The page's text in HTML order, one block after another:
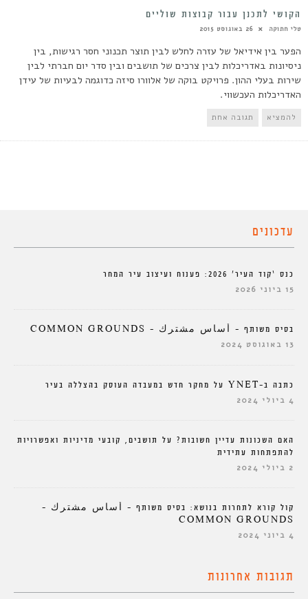
הקושי לתכנן עבור קבוצות שוליים
טלי חתוקה 26 באוגוסט 2015
הפער בין אידיאל של עזרה לחלש לבין תוצר תכנוני חסר רגישות, בין
ניסיונות באדריכלות לבין צרכים של תושבים ובין סדר יום חברתי לבין
שירות בעלי ההון. פרויקט בוקה של אלוורו סיזה כדוגמה לבעיות של עידן
האדריכלות העכשווי.
להמציא תגובה אחת
עדכונים
כנס ‘קוד העיר’ 2026: פענוח ועיצוב עיר המחר
15 ביוני 2026
בסיס משותף – أساس مشترك – COMMON GROUNDS
13 באוגוסט 2024
כתבה ב-YNET על מחקר חדש במעבדה העוסק בהצללה בעיר
4 ביולי 2024
האם השכונות עדיין חשובות? על תושבים, קובעי מדיניות ואפשרויות
להתפתחות עתידית
2 ביולי 2024
קול קורא לתחרות בנושא: בסיס משותף – أساس مشترك –
COMMON GROUNDS
4 ביוני 2024
תגובות אחרונות